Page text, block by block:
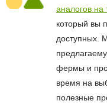
аналогов
который вы
доступных.
фермы и
время на
полезные